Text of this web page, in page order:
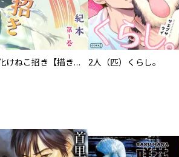
化けねこ招き【描きおろし付合冊版】 2人（匹）くらし。